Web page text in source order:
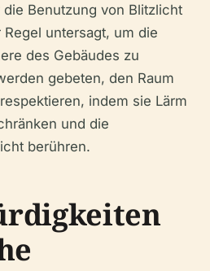
die Benutzung von Blitzlicht
untersagt, um die
des Gebäudes zu
gebeten, den Raum
indem sie Lärm
und die
berühren.